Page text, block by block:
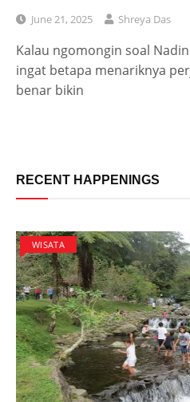
June 21, 2025 Shreya Das
Kalau ngomongin soal
ingat betapa menariknya
benar bikin
RECENT HAPPENINGS
WISATA